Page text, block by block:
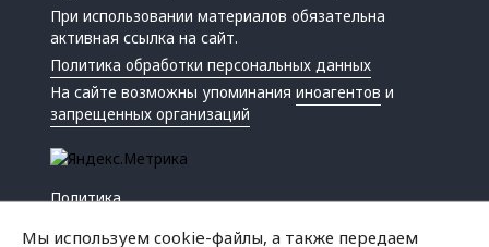
При использовании материалов обязательна
активная ссылка на сайт.
Политика обработки персональных данных
На сайте возможны упоминанияиноагентов и
запрещенных организаций
Политика
Мы используем cookie-файлы, а также передаем